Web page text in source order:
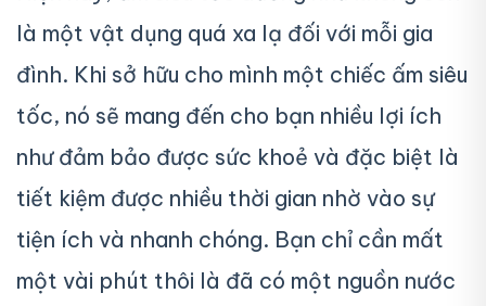
là một vật dụng quá xa lạ đối với mỗi gia
đình. Khi sở hữu cho mình một chiếc ấm siêu
tốc, nó sẽ mang đến cho bạn nhiều lợi ích
như đảm bảo được sức khoẻ và đặc biệt là
tiết kiệm được nhiều thời gian nhờ vào sự
tiện ích và nhanh chóng. Bạn chỉ cần mất
một vài phút thôi là đã có một nguồn nước